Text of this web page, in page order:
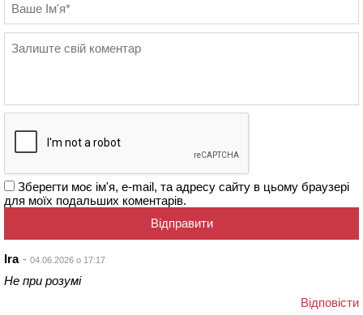
Зберегти моє ім'я, e-mail, та адресу сайту в цьому браузері
для моїх подальших коментарів.
Ira 04.06.2026 о 17:17
Не при розумі
Відповіcти